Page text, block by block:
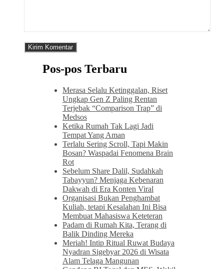
Pos-pos Terbaru
Merasa Selalu Ketinggalan, Riset
Ungkap Gen Z Paling Rentan
Terjebak “Comparison Trap” di
Medsos
Ketika Rumah Tak Lagi Jadi
Tempat Yang Aman
Terlalu Sering Scroll, Tapi Makin
Bosan? Waspadai Fenomena Brain
Rot
Sebelum Share Dalil, Sudahkah
Tabayyun? Menjaga Kebenaran
Dakwah di Era Konten Viral
Organisasi Bukan Penghambat
Kuliah, tetapi Kesalahan Ini Bisa
Membuat Mahasiswa Keteteran
Padam di Rumah Kita, Terang di
Balik Dinding Mereka
Meriah! Intip Ritual Ruwat Budaya
Nyadran Sigebyar 2026 di Wisata
Alam Telaga Mangunan